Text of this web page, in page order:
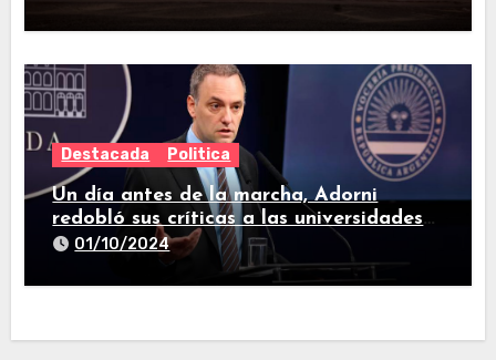
Destacada Politica
Un día antes de la marcha, Adorni
redobló sus críticas a las universidades
nacionales
01/10/2024